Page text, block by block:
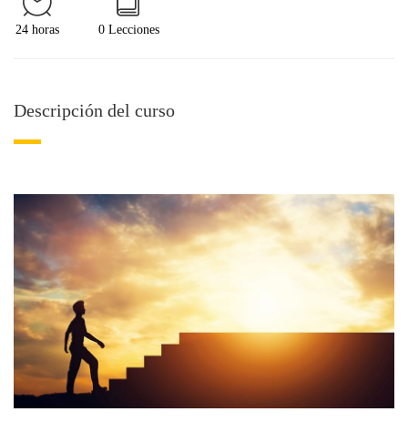
24 horas 0 Lecciones
Descripción del curso